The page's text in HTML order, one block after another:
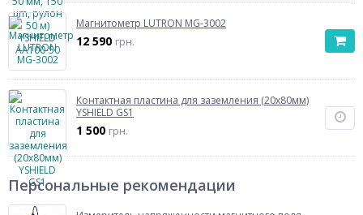
Магнитометр LUTRON MG-3002
12 590 грн.
Контактная пластина для заземления (20x80мм)
YSHIELD GS1
1 500 грн.
Персональные рекомендации